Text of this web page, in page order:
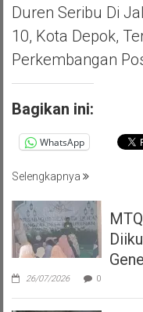
Duren Seribu Di
10, Kota Depok,
Perkembangan
Bagikan ini:
WhatsApp
Selengkapnya
26/07/2026 0